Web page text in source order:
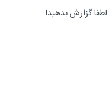
لطفا گزارش بدهید!